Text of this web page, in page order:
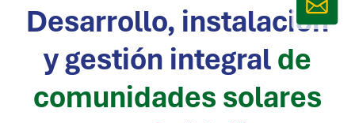
Desarrollo, instalación
y gestión integralde
comunidades solares